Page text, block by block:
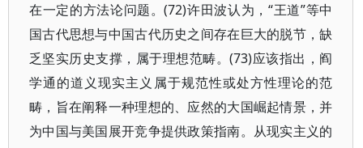
在一定的方法论问题。(72)许田波认为，“王道”等中
国古代思想与中国古代历史之间存在巨大的脱节，缺
乏坚实历史支撑，属于理想范畴。(73)应该指出，阎
学通的道义现实主义属于规范性或处方性理论的范
畴，旨在阐释一种理想的、应然的大国崛起情景，并
为中国与美国展开竞争提供政策指南。从现实主义的